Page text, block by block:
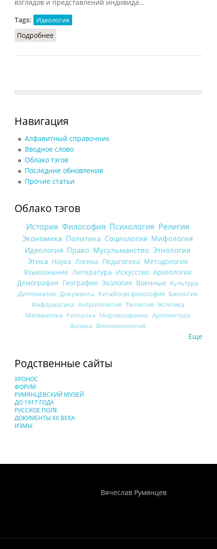
взглядов и представлений индивида...
Tags:
Идеология
Подробнее
Навигация
Алфавитный справочник
Вводное слово
Облако тэгов
Последние обновления
Прочие статьи
Облако тэгов
История Философия Психология Религия
Экономика Политика Социология Мифология
Идеология Право Мусульманство Этнология
Этика Наука Логика Педагогика Методология
Языкознание Литература Искусство Археология
Демография География Экология Военные Культура
Дипломатия Документы Китайская философия Биология
Информатика Антропология Теология Эстетика
Математика Риторика Мировоззрение Архитектура
Физика Феноменология
Еще
Родственные сайты
ХРОНОС
ФОРУМ
РУМЯНЦЕВСКИЙ МУЗЕЙ
ДО 1917 ГОДА
РУССКОЕ ПОЛЕ
ДОКУМЕНТЫ XX ВЕКА
ИЗМЫ
Вячеслав Румянцев